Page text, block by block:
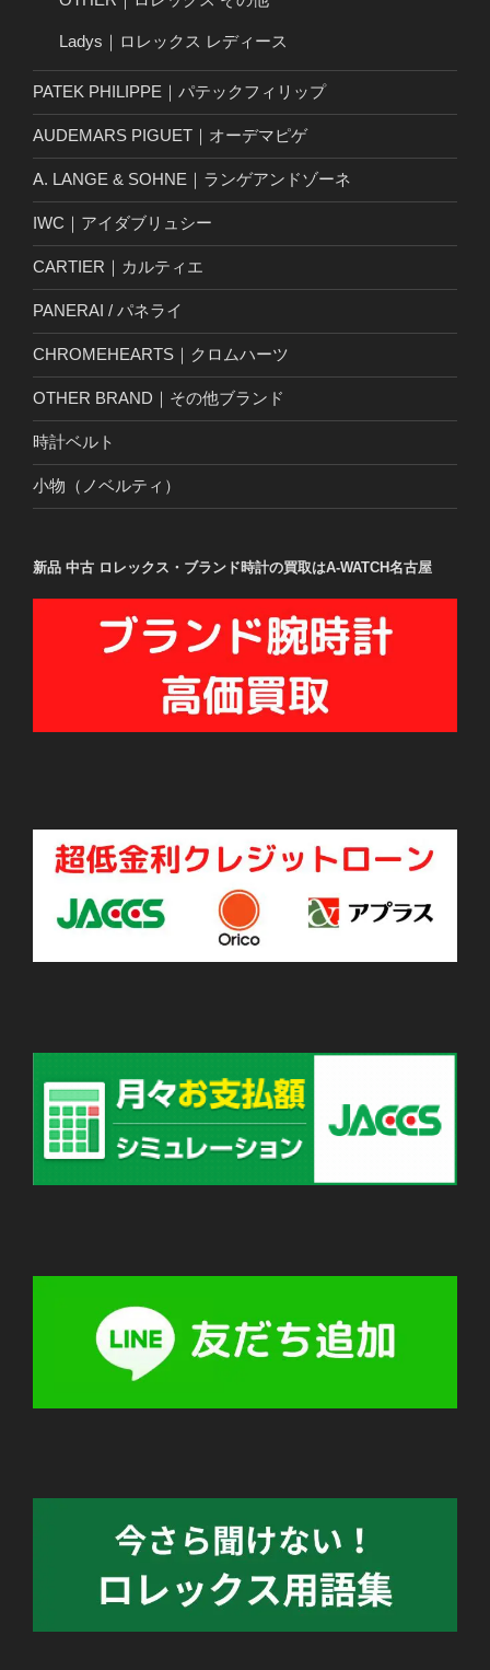
Ladys｜ロレックス レディース
PATEK PHILIPPE｜パテックフィリップ
AUDEMARS PIGUET｜オーデマピゲ
A. LANGE & SOHNE｜ランゲアンドゾーネ
IWC｜アイダブリュシー
CARTIER｜カルティエ
PANERAI / パネライ
CHROMEHEARTS｜クロムハーツ
OTHER BRAND｜その他ブランド
時計ベルト
小物（ノベルティ）
新品 中古 ロレックス・ブランド時計の買取はA-WATCH名古屋